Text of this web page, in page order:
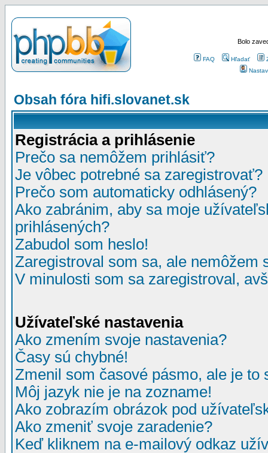
Bolo
FAQ Hľadať
Obsah fóra hifi.slovanet.sk
Registrácia a prihlásenie
Prečo sa nemôžem prihlásiť?
Je vôbec potrebné sa zaregistrovať?
Prečo som automaticky odhlásený?
Ako zabránim, aby sa moje
prihlásených?
Zabudol som heslo!
Zaregistroval som sa, ale nemôžem
V minulosti som sa zaregistroval,
Užívateľské nastavenia
Ako zmením svoje nastavenia?
Časy sú chybné!
Zmenil som časové pásmo, ale je to
Môj jazyk nie je na zozname!
Ako zobrazím obrázok pod
Ako zmeniť svoje zaradenie?
Keď kliknem na e-mailový odkaz